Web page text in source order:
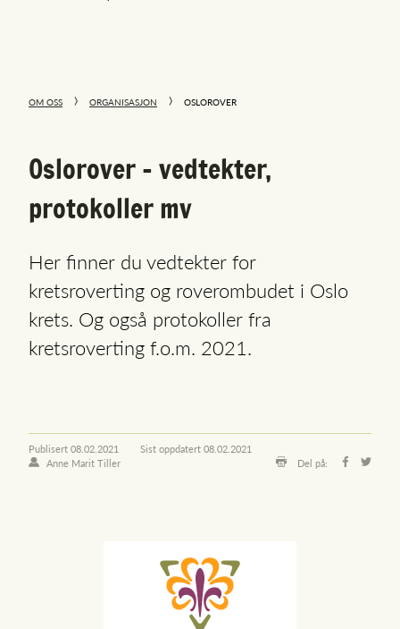
OM OSS ORGANISASJON OSLOROVER
Oslorover - vedtekter,
protokoller mv
Her finner du vedtekter for
kretsroverting og roverombudet i Oslo
krets. Og også protokoller fra
kretsroverting f.o.m. 2021.
Publisert08.02.2021 Sist oppdatert08.02.2021
Anne Marit Tiller
Del på: